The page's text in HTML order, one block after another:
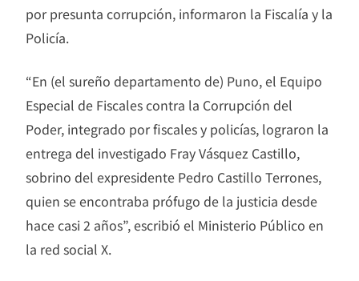
por presunta corrupción, informaron la Fiscalía y la
Policía.
“En (el sureño departamento de) Puno, el Equipo
Especial de Fiscales contra la Corrupción del
Poder, integrado por fiscales y policías, lograron la
entrega del investigado Fray Vásquez Castillo,
sobrino del expresidente Pedro Castillo Terrones,
quien se encontraba prófugo de la justicia desde
hace casi 2 años”, escribió el Ministerio Público en
la red social X.